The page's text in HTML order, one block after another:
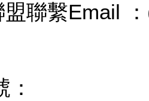
盟聯繫Email